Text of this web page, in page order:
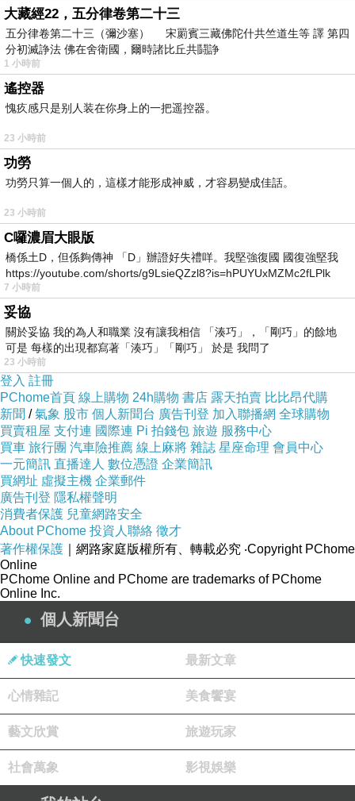
太老了，鹹的醬汁讓我很不習慣，不過以新鮮胡
椒顆粒煮番茄糊肉汁，也算有不錯的口感，只是
老掉了的鴨胸肉太可惜了。
人刮目相看，雞柳柔軟而不膩，奶油醬汁又入
味，是相當討喜的一道菜，連不吃外國菜的慧都
可以接受。我們這兩道菜都加了以義大利千層麵
Lasagne
餐我還是第一次吃到，份量十足，上層的起士又
多，不過不像千層麵起士味那麼濃，可能是馬鈴
薯把濃厚的起士味都吸走了。
至於朋友點的套餐就更可圈可點了。先說令人齒
頰留香的吐司麵包濃湯，一點都不夠我們分，寫
到這裡已經很餓了，大家就看圖索驥吧！主菜烤
牛肉烤的恰到好處，至於白醬，我已經記不得
了，不像塔塔醬，不過白醬不管配鴨胸或牛肉都
不夠出色，後來大家都配回了新鮮胡椒肉汁番茄
醬。
至於雞肉、牛肉義大利麵，真的比較平凡不出
色，法國餐廳麵點應該不是他們的強項，所以很
難有什麼好發揮的。聽說這家餐廳的招牌海鮮是
「比目魚塗麵粉後用奶油煎成的
可惜我們當下並不知道，錯過了這道美食。
最後我們特別點了crème Bruleé，烤布蕾，一客
2500CF。不過經過法國數日的洗禮，每個人都
可以說出這家烤布蕾到底夠不夠到地？「沒有
Magot的綿密，味道適中，不夠紮實，算是普普
的作品，沒有令人驚喜的口感…」。這些辣妹們
很快就可以寫食評了。
我們總共每個人消費多少呢？朋友又搶著埋單，
我現在開始擔心他們回來我們要拿什麼招待人
家，還是派辣妹出場吧！這樣餐點不夠好也勉強
可以湊合著
大藏經22，五分律卷第二十三
五分律卷第二十三（彌沙塞） 宋罽賓三藏佛陀什共竺道生等 譯 第四
分初滅諍法 佛在舍衛國，爾時諸比丘共鬪諍
1 小時前
遙控器
愧疚感只是别人装在你身上的一把遥控器。
23 小時前
功勞
功勞只算一個人的，這樣才能形成神威，才容易變成佳話。
23 小時前
C囉濃眉大眼版
橋係土D，但係夠傳神 「D」辦證好失禮咩。我堅強復國 國復強堅我
https://youtube.com/shorts/g9LsieQZzl8?is=hPUYUxMZMc2fLPlk
7 小時前
妥協
關於妥協 我的為人和職業 沒有讓我相信 「湊巧」，「剛巧」的餘地
可是 每樣的出現都寫著「湊巧」「剛巧」 於是 我問了
23 小時前
登入 註冊
PChome首頁 線上購物 24h購物 書店 露天拍賣 比比昂代購
新聞 /氣象 股市 個人新聞台 廣告刊登 加入聯播網 全球購物
買賣租屋 支付連 國際連 Pi 拍錢包 旅遊 服務中心
買車 旅行團 汽車險推薦 線上麻將 雜誌 星座命理 會員中心
一元簡訊 直播達人 數位憑證 企業簡訊
買網址 虛擬主機 企業郵件
廣告刊登 隱私權聲明
消費者保護 兒童網路安全
About PChome 投資人聯絡 徵才
著作權保護 ｜網路家庭版權所有、轉載必究 ‧Copyright PChome
Online
PChome Online and PChome are trademarks of PChome
Online Inc.
個人新聞台
快速發文 最新文章
心情雜記 美食饗宴
藝文欣賞 旅遊玩家
社會萬象 影視娛樂